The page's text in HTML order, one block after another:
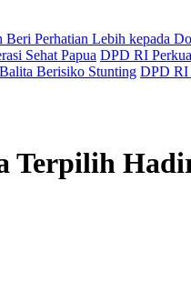
Perhatian Lebih kepada
Sehat Papua DPD RI
Berisiko Stunting DPD RI